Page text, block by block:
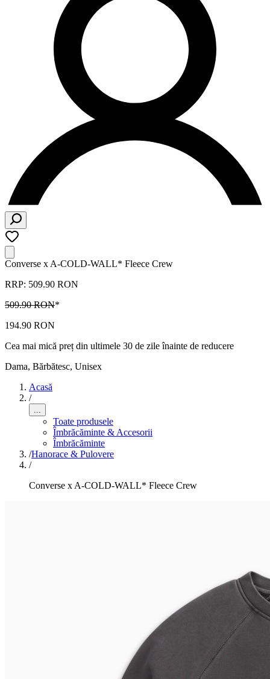
Converse x A-COLD-WALL* Fleece Crew
RRP: 509.90 RON
509.90 RON*
194.90 RON
Cea mai mică preț din ultimele 30 de zile înainte de reducere
Dama, Bărbătesc, Unisex
Acasă
/
...
Toate produsele
Îmbrăcăminte & Accesorii
Îmbrăcăminte
/Hanorace & Pulovere
/
Converse x A-COLD-WALL* Fleece Crew